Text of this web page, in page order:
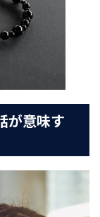
が意味す